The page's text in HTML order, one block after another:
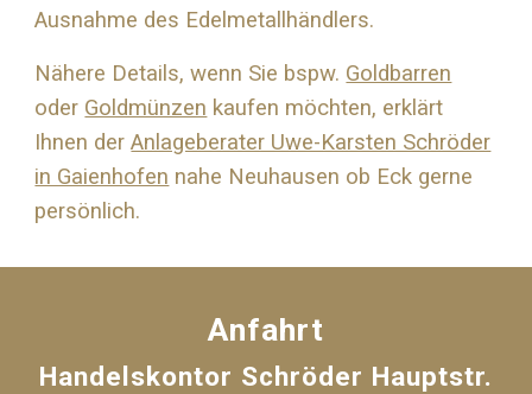
Ausnahme des Edelmetallhändlers.
Nähere Details, wenn Sie bspw. Goldbarren
oder Goldmünzen kaufen möchten, erklärt
Ihnen derAnlageberater Uwe-Karsten Schröder
in Gaienhofen nahe Neuhausen ob Eck gerne
persönlich.
Anfahrt
Handelskontor Schröder Hauptstr.